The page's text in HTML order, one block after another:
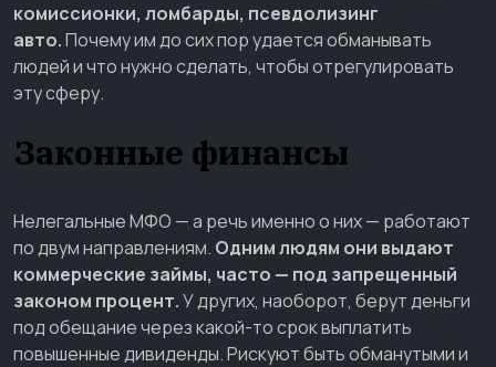
комиссионки, ломбарды, псевдолизинг
авто.Почему им до сих пор удается обманывать
людей и что нужно сделать, чтобы отрегулировать
эту сферу.
Законные финансы
Нелегальные МФО — а речь именно о них — работают
по двум направлениям. Одним людям они выдают
коммерческие займы, часто — под запрещенный
законом процент.У других, наоборот, берут деньги
под обещание через какой-то срок выплатить
повышенные дивиденды. Рискуют быть обманутыми и